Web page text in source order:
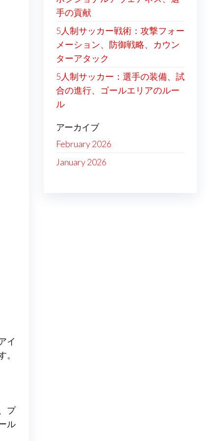
イ
プ
ル
手の貢献
5人制サッカー戦術：攻撃フォー
メーション、防御戦略、カウン
ターアタック
5人制サッカー：選手の装備、試
合の進行、ゴールエリアのルー
ル
アーカイブ
February 2026
January 2026